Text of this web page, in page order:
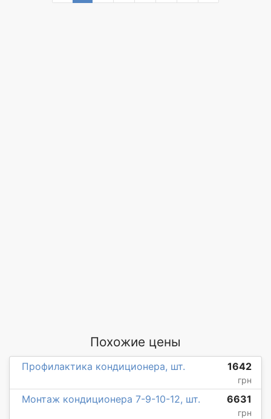
Похожие цены
Профилактика кондиционера, шт. 1642
грн
Монтаж кондиционера 7-9-10-12, шт. 6631
грн